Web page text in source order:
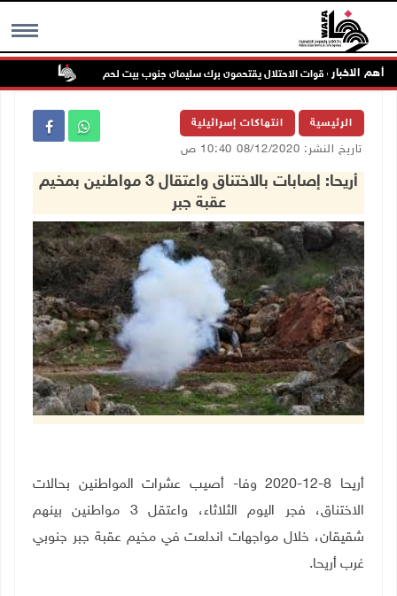
MENU أهم الاخبار
بحماية قوات الاحتلال يقتحمون برك سليمان جنوب بيت لحم
الرئيسية انتهاكات إسرائيلية
تاريخ النشر: 08/12/2020 10:40 ص
أريحا: إصابات بالاختناق واعتقال 3 مواطنين بمخيم
عقبة جبر
أريحا 8-12-2020 وفا- أصيب عشرات المواطنين بحالات
الاختناق، فجر اليوم الثلاثاء، واعتقل 3 مواطنين بينهم
شقيقان، خلال مواجهات اندلعت في مخيم عقبة جبر جنوبي
غرب أريحا.